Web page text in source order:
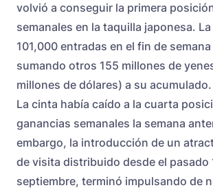
volvió a conseguir la primera
semanales en la taquilla japonesa.
101,000 entradas en el fin de
sumando otros 155 millones de
millones de dólares) a su acumulado.
La cinta había caído a la cuarta
ganancias semanales la semana
embargo, la introducción de un
de visita distribuido desde el pasado
septiembre, terminó impulsando de